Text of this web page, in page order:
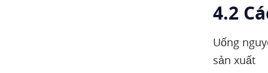
4.2
Uống
sản xuất